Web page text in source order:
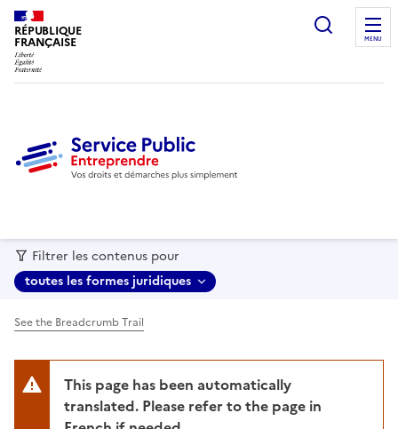
RÉPUBLIQUE
FRANÇAISE MENU
Filtrer les contenus pour
toutes les formes juridiques
See the Breadcrumb Trail
This page has been automatically
translated. Please refer to the page in